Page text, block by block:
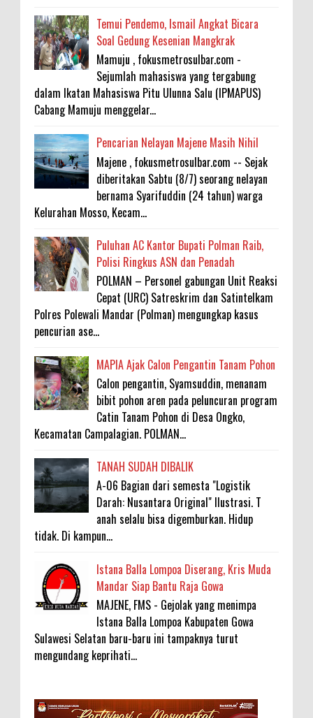
Temui Pendemo, Ismail Angkat Bicara
Soal Gedung Kesenian Mangkrak
Mamuju , fokusmetrosulbar.com -
Sejumlah mahasiswa yang tergabung
dalam Ikatan Mahasiswa Pitu Ulunna Salu (IPMAPUS)
Cabang Mamuju menggelar...
Pencarian Nelayan Majene Masih Nihil
Majene , fokusmetrosulbar.com -- Sejak
diberitakan Sabtu (8/7) seorang nelayan
bernama Syarifuddin (24 tahun) warga
Kelurahan Mosso, Kecam...
Puluhan AC Kantor Bupati Polman Raib,
Polisi Ringkus ASN dan Penadah
POLMAN – Personel gabungan Unit Reaksi
Cepat (URC) Satreskrim dan Satintelkam
Polres Polewali Mandar (Polman) mengungkap kasus
pencurian ase...
MAPIA Ajak Calon Pengantin Tanam Pohon
Calon pengantin, Syamsuddin, menanam
bibit pohon aren pada peluncuran program
Catin Tanam Pohon di Desa Ongko,
Kecamatan Campalagian. POLMAN...
TANAH SUDAH DIBALIK
A-06 Bagian dari semesta "Logistik
Darah: Nusantara Original" Ilustrasi. T
anah selalu bisa digemburkan. Hidup
tidak. Di kampun...
Istana Balla Lompoa Diserang, Kris Muda
Mandar Siap Bantu Raja Gowa
MAJENE, FMS - Gejolak yang menimpa
Istana Balla Lompoa Kabupaten Gowa
Sulawesi Selatan baru-baru ini tampaknya turut
mengundang keprihati...